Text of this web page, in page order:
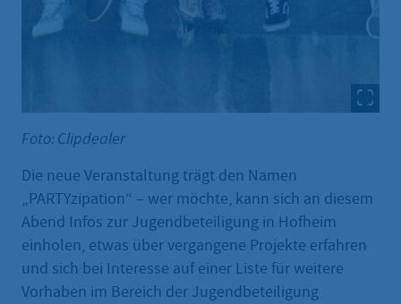
Foto: Clipdealer
Die neue Veranstaltung trägt den Namen
„PARTYzipation“ – wer möchte, kann sich an diesem
Abend Infos zur Jugendbeteiligung in Hofheim
einholen, etwas über vergangene Projekte erfahren
und sich bei Interesse auf einer Liste für weitere
Vorhaben im Bereich der Jugendbeteiligung